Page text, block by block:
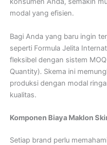
modal yang efisien.
Bagi Anda yang baru ingin
seperti Formula Jelita
fleksibel dengan sistem
Quantity). Skema ini
produksi dengan modal
kualitas.
Komponen Biaya Maklon
Setiap brand perlu